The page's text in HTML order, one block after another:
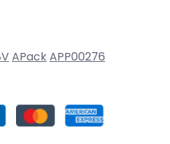
APackAPP00276